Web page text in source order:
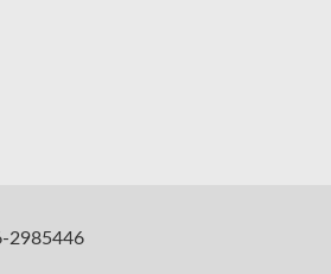
2985446